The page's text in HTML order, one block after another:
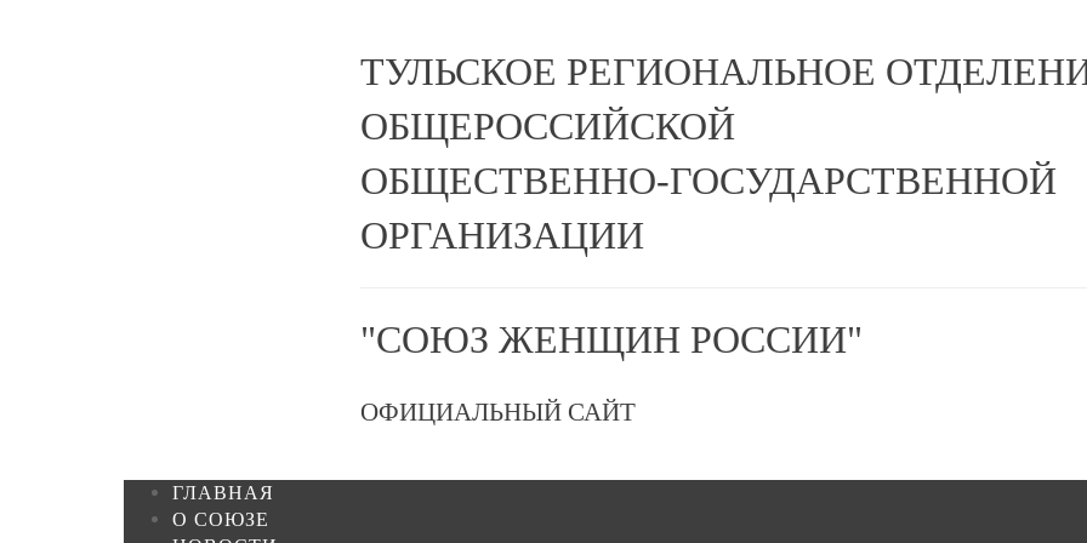
ТУЛЬСКОЕ РЕГИОНАЛЬНОЕ
ОБЩЕРОССИЙСКОЙ
ОБЩЕСТВЕННО-ГОСУДАРСТВЕННОЙ
ОРГАНИЗАЦИИ
"СОЮЗ ЖЕНЩИН РОССИИ"
ОФИЦИАЛЬНЫЙ САЙТ
ГЛАВНАЯ
О СОЮЗЕ